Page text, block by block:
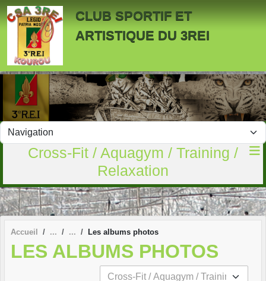
CLUB SPORTIF ET
ARTISTIQUE DU 3REI
Cross-Fit / Aquagym / Training /
Relaxation
Accueil Les albums photos
LES ALBUMS PHOTOS
Panneau de gestion des cookies